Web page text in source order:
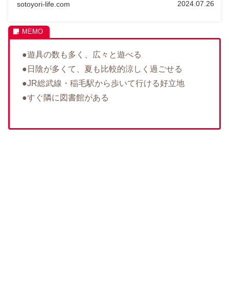
sotoyori-life.com 2024.07.26
●遊具の数も多く、広々と遊べる
●日陰が多くて、夏も比較的涼しく過ごせる
●JR総武線・稲毛駅から歩いて行ける好立地
●すぐ隣に図書館がある